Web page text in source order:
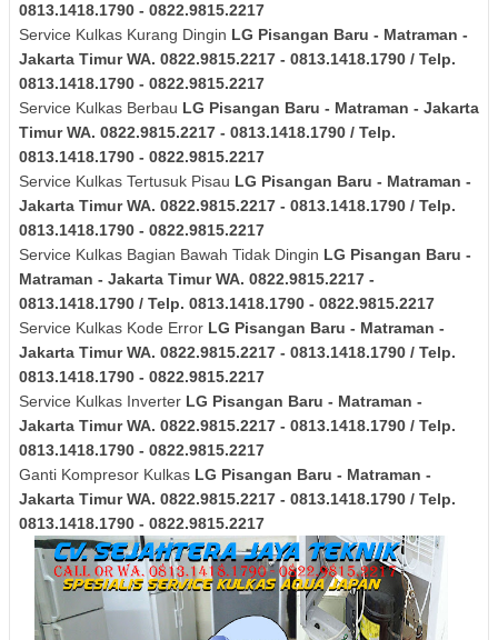
0813.1418.1790 - 0822.9815.2217
Service Kulkas Kurang Dingin LG Pisangan Baru - Matraman -
Jakarta TimurWA. 0822.9815.2217 - 0813.1418.1790 / Telp.
0813.1418.1790 - 0822.9815.2217
Service Kulkas Berbau LG Pisangan Baru - Matraman - Jakarta
TimurWA. 0822.9815.2217 - 0813.1418.1790 / Telp.
0813.1418.1790 - 0822.9815.2217
Service Kulkas Tertusuk Pisau LG Pisangan Baru - Matraman -
Jakarta TimurWA. 0822.9815.2217 - 0813.1418.1790 / Telp.
0813.1418.1790 - 0822.9815.2217
Service Kulkas Bagian Bawah Tidak Dingin LG Pisangan Baru -
Matraman - Jakarta TimurWA. 0822.9815.2217 -
0813.1418.1790 / Telp. 0813.1418.1790 - 0822.9815.2217
Service Kulkas Kode Error LG Pisangan Baru - Matraman -
Jakarta TimurWA. 0822.9815.2217 - 0813.1418.1790 / Telp.
0813.1418.1790 - 0822.9815.2217
Service Kulkas Inverter LG Pisangan Baru - Matraman -
Jakarta TimurWA. 0822.9815.2217 - 0813.1418.1790 / Telp.
0813.1418.1790 - 0822.9815.2217
Ganti Kompresor Kulkas LG Pisangan Baru - Matraman -
Jakarta TimurWA. 0822.9815.2217 - 0813.1418.1790 / Telp.
0813.1418.1790 - 0822.9815.2217